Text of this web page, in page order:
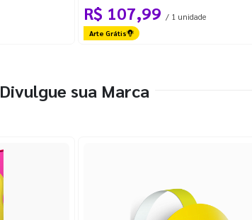
R$ 107,99 / 1 unidade
Arte Grátis
Divulgue sua Marca